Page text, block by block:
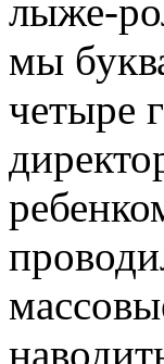
лыже-
мы
четыре